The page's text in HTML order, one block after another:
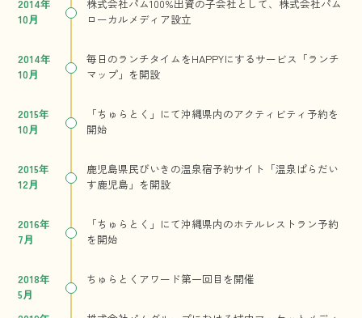
2014年
10月
株式会社パム100%出資の子会社として、株式会社パム
ローカルメディア設立
2014年
10月
毎日のランチタイムをHAPPYにするサービス「ランチ
マップ」を開設
2015年
10月
「ちゅらとく」にて沖縄県内のアクティビティ予約を
開始
2015年
12月
鹿児島県民びいきの温泉宿予約サイト「温泉ぱらだい
す鹿児島」を開設
2016年
7月
「ちゅらとく」にて沖縄県内のホテルレストラン予約
を開始
2018年
5月
ちゅらとくアワード第一回目を開催